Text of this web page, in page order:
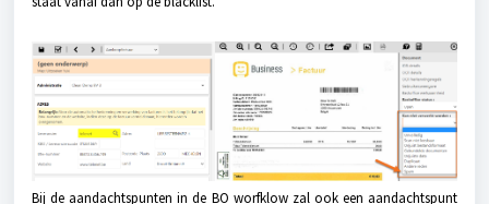
Bij de aandachtspunten in de BO worfklow zal ook een aandachtspunt